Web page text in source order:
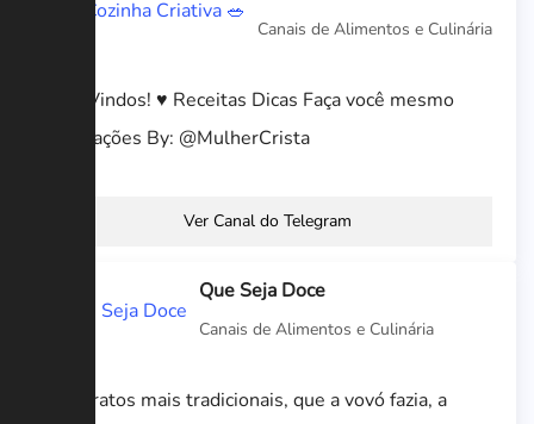
Canais de Alimentos e Culinária
Bem Vindos! ♥️ Receitas Dicas Faça você mesmo
Decorações By: @MulherCrista
Ver Canal do Telegram
Que Seja Doce
Canais de Alimentos e Culinária
Dos pratos mais tradicionais, que a vovó fazia, a